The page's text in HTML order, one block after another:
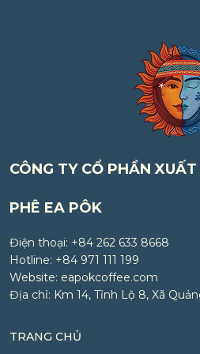
CÔNG TY CỔ PHẦN
PHÊ EA PÔK
Điện thoại: +84 262 633 8668
Hotline: +84 971 111 199
Website: eapokcoffee.com
Địa chỉ: Km 14, Tỉnh Lộ 8, Xã
TRANG CHỦ